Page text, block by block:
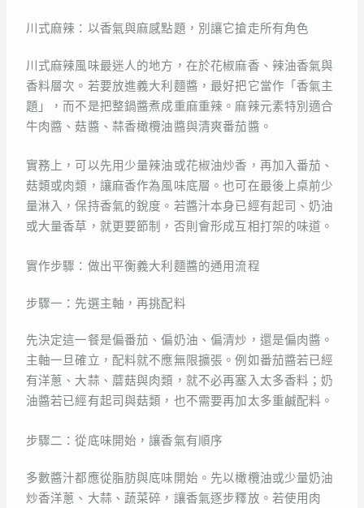
川式麻辣：以香氣與麻感點題，別讓它搶走所有角色
川式麻辣風味最迷人的地方，在於花椒麻香、辣油香氣與
香料層次。若要放進義大利麵醬，最好把它當作「香氣主
題」，而不是把整鍋醬煮成重麻重辣。麻辣元素特別適合
牛肉醬、菇醬、蒜香橄欖油醬與清爽番茄醬。
實務上，可以先用少量辣油或花椒油炒香，再加入番茄、
菇類或肉類，讓麻香作為風味底層。也可在最後上桌前少
量淋入，保持香氣的銳度。若醬汁本身已經有起司、奶油
或大量香草，就更要節制，否則會形成互相打架的味道。
實作步驟：做出平衡義大利麵醬的通用流程
步驟一：先選主軸，再挑配料
先決定這一餐是偏番茄、偏奶油、偏清炒，還是偏肉醬。
主軸一旦確立，配料就不應無限擴張。例如番茄醬若已經
有洋蔥、大蒜、蘑菇與肉類，就不必再塞入太多香料；奶
油醬若已經有起司與菇類，也不需要再加太多重鹹配料。
步驟二：從底味開始，讓香氣有順序
多數醬汁都應從脂肪與底味開始。先以橄欖油或少量奶油
炒香洋蔥、大蒜、蔬菜碎，讓香氣逐步釋放。若使用肉